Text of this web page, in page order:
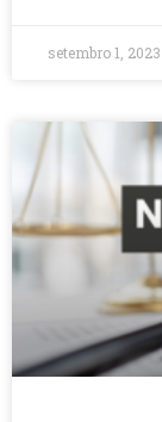
setembro 1, 2023